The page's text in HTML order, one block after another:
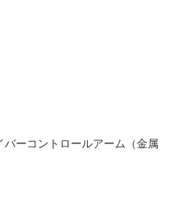
ーコントロールアーム（金属